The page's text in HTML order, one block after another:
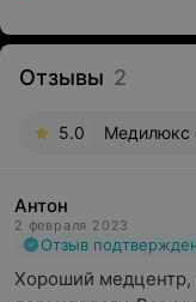
Отзывы 2
5.0 Медилюкс
Антон
2 февраля 2023
Отзыв
Хороший медцентр,